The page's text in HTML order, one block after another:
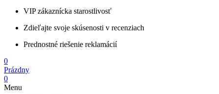
VIP zákaznícka starostlivosť
Zdieľajte svoje skúsenosti v recenziach
Prednostné riešenie reklamácií
0
Prázdny
0
Menu